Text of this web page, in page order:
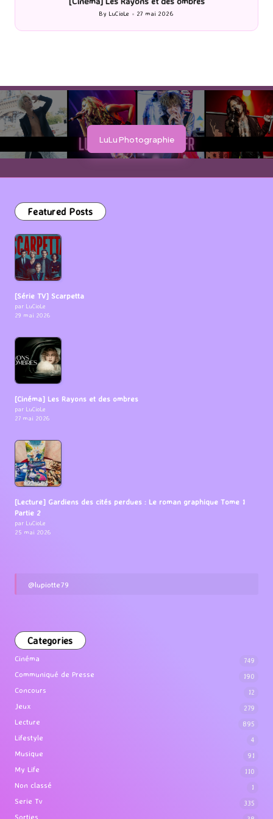
Posted
by
By LuCioLe 27 mai 2026
LuLu Photographie
Featured Posts
[Série TV] Scarpetta
par LuCioLe
29 mai 2026
[Cinéma] Les Rayons et des ombres
par LuCioLe
27 mai 2026
[Lecture] Gardiens des cités perdues : Le roman graphique Tome 1
Partie 2
par LuCioLe
25 mai 2026
@lupiotte79
Categories
Cinéma 749
Communiqué de Presse 190
Concours 12
Jeux 279
Lecture 895
Lifestyle 4
Musique 91
My Life 110
Non classé 1
Serie Tv 335
Sorties